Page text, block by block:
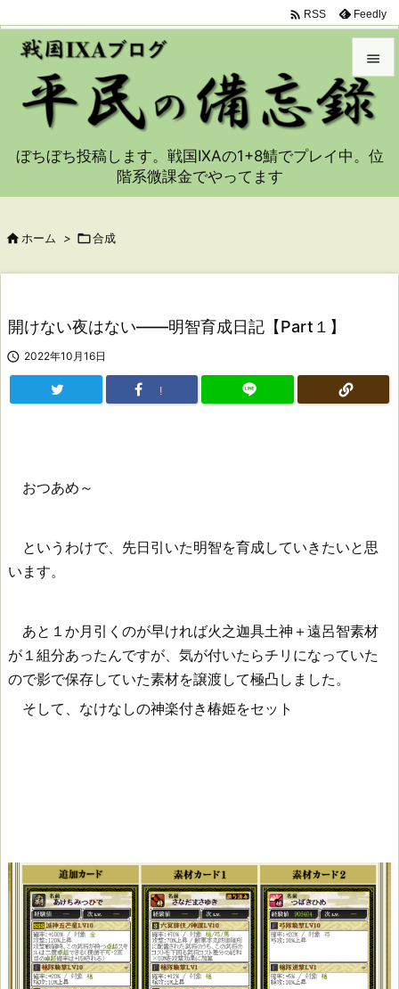


メニュ
サイド
 RSS Feedly
ぼちぼち投稿します。戦国IXAの1+8鯖でプレイ中。位
階系微課金でやってます
 ホーム > 合成
開けない夜はない――明智育成日記【Part１】
 2022年10月16日
!
おつあめ～
というわけで、先日引いた明智を育成していきたいと思
います。
あと１か月引くのが早ければ火之迦具土神＋遠呂智素材
が１組分あったんですが、気が付いたらチリになっていた
ので影で保存していた素材を譲渡して極凸しました。
そして、なけなしの神楽付き椿姫をセット